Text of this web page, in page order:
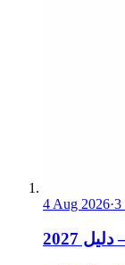
4 Aug 2026·3
2027